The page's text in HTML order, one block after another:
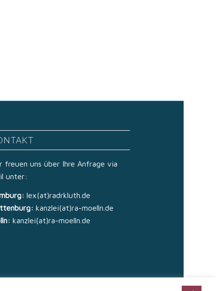
freuen uns über Ihre Anfrage via
unter:
lex(at)radrkluth.de
kanzlei(at)ra-moelln.de
kanzlei(at)ra-moelln.de